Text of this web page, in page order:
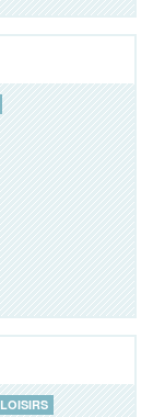
LOISIRS